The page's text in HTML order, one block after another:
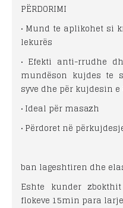
PËRDORIMI
• Mund te aplikohet si
lekurës
• Efekti anti-rrudhe
mundëson kujdes te
syve dhe për kujdesin
• Ideal për masazh
• Përdoret në
ban lageshtiren dhe
Eshte kunder
flokeve 15min para